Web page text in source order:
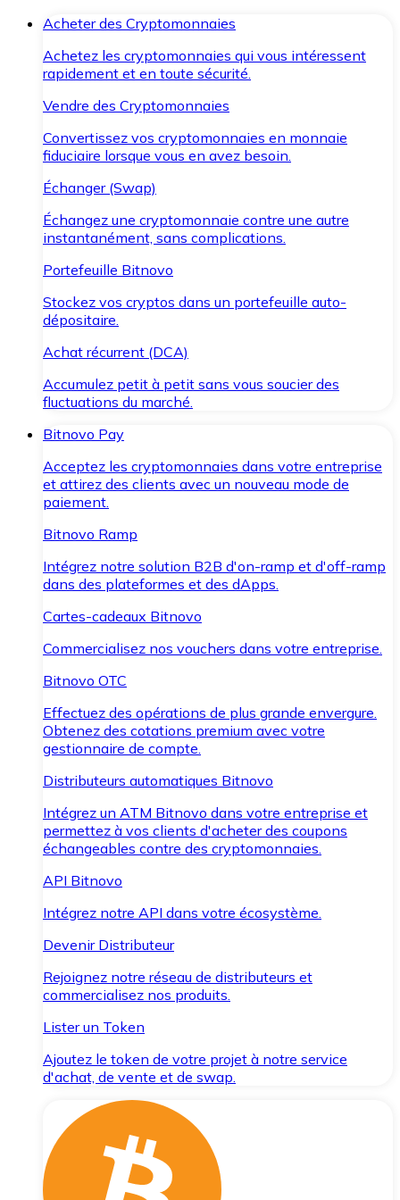
Acheter des Cryptomonnaies
Achetez les cryptomonnaies qui vous intéressent
rapidement et en toute sécurité.
Vendre des Cryptomonnaies
Convertissez vos cryptomonnaies en monnaie
fiduciaire lorsque vous en avez besoin.
Échanger (Swap)
Échangez une cryptomonnaie contre une autre
instantanément, sans complications.
Portefeuille Bitnovo
Stockez vos cryptos dans un portefeuille auto-
dépositaire.
Achat récurrent (DCA)
Accumulez petit à petit sans vous soucier des
fluctuations du marché.
Bitnovo Pay
Acceptez les cryptomonnaies dans votre entreprise
et attirez des clients avec un nouveau mode de
paiement.
Bitnovo Ramp
Intégrez notre solution B2B d'on-ramp et d'off-ramp
dans des plateformes et des dApps.
Cartes-cadeaux Bitnovo
Commercialisez nos vouchers dans votre entreprise.
Bitnovo OTC
Effectuez des opérations de plus grande envergure.
Obtenez des cotations premium avec votre
gestionnaire de compte.
Distributeurs automatiques Bitnovo
Intégrez un ATM Bitnovo dans votre entreprise et
permettez à vos clients d'acheter des coupons
échangeables contre des cryptomonnaies.
API Bitnovo
Intégrez notre API dans votre écosystème.
Devenir Distributeur
Rejoignez notre réseau de distributeurs et
commercialisez nos produits.
Lister un Token
Ajoutez le token de votre projet à notre service
d'achat, de vente et de swap.